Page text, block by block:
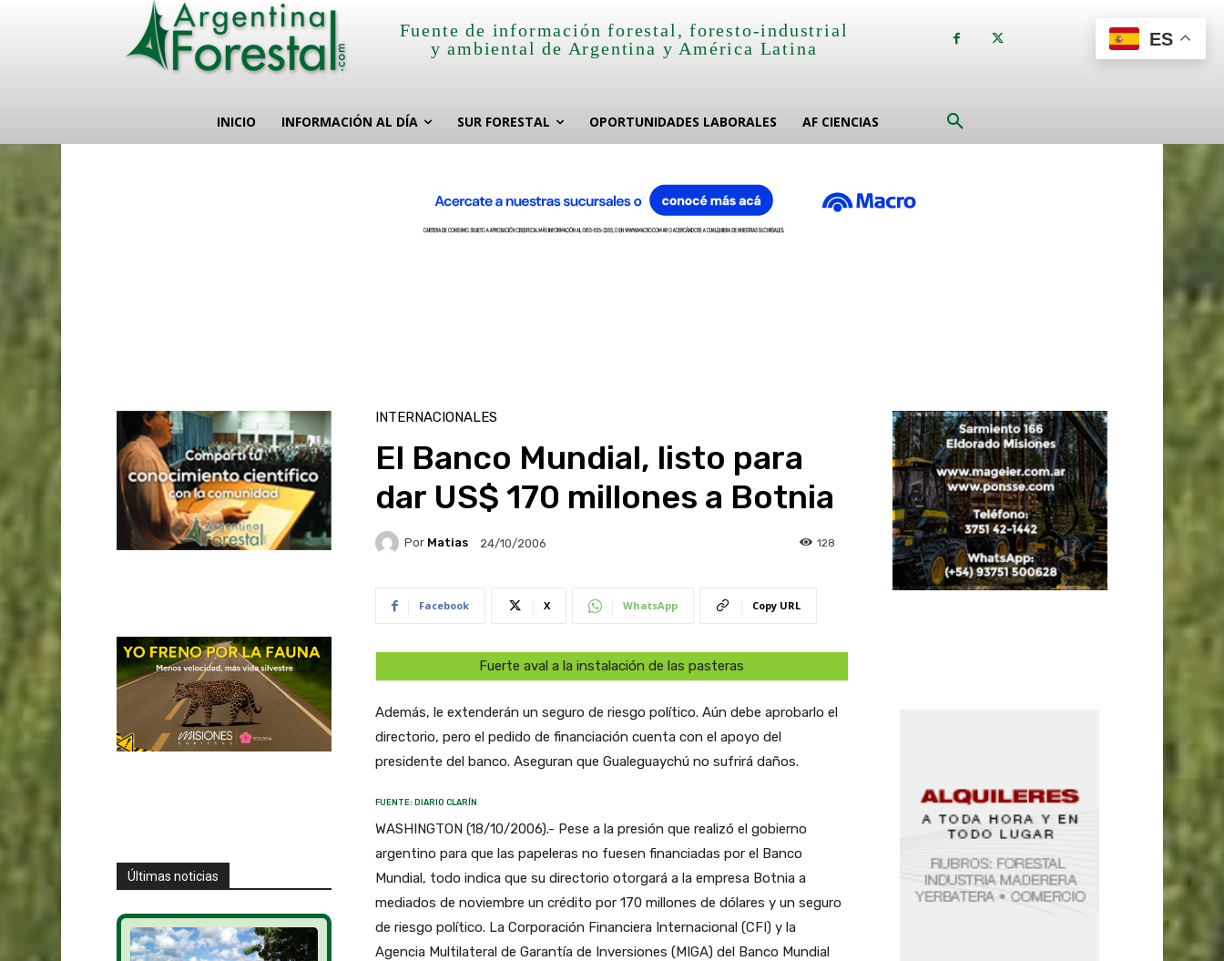
Fuente de información forestal, foresto-industrial
y ambiental de Argentina y América Latina
INICIO INFORMACIÓN AL DÍA SUR FORESTAL OPORTUNIDADES LABORALES AF CIENCIAS
Últimas noticias
INTERNACIONALES
El Banco Mundial, listo para
dar US$ 170 millones a Botnia
Por Matias 24/10/2006 128
Facebook X WhatsApp Copy URL
Fuerte aval a la instalación de las pasteras
Además, le extenderán un seguro de riesgo político. Aún debe aprobarlo el
directorio, pero el pedido de financiación cuenta con el apoyo del
presidente del banco. Aseguran que Gualeguaychú no sufrirá daños.
FUENTE: DIARIO CLARÍN
WASHINGTON (18/10/2006).- Pese a la presión que realizó el gobierno
argentino para que las papeleras no fuesen financiadas por el Banco
Mundial, todo indica que su directorio otorgará a la empresa Botnia a
mediados de noviembre un crédito por 170 millones de dólares y un seguro
de riesgo político. La Corporación Financiera Internacional (CFI) y la
Agencia Multilateral de Garantía de Inversiones (MIGA) del Banco Mundial
ES